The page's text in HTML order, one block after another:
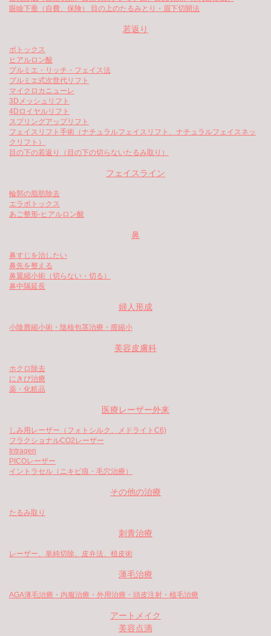
眼瞼下垂（自費、保険） 目の上のたるみとり・眉下切開法
若返り
ボトックス
ヒアルロン酸
プルミエ・リッチ・フェイス法
プルミエ式次世代リフト
マイクロカニューレ
3Dメッシュリフト
4Dロイヤルリフト
スプリングアップリフト
フェイスリフト手術（ナチュラルフェイスリフト、ナチュラルフェイスネッ
クリフト）
目の下の若返り（目の下の切らないたるみ取り）
フェイスライン
輪郭の脂肪除去
エラボトックス
あご整形-ヒアルロン酸
鼻
鼻すじを治したい
鼻先を整える
鼻翼縮小術（切らない・切る）
鼻中隔延長
婦人形成
小陰唇縮小術・陰核包茎治療・膣縮小
美容皮膚科
ホクロ除去
にきび治療
薬・化粧品
医療レーザー外来
しみ用レーザー（フォトシルク、メドライトC6)
フラクショナルCO2レーザー
Intragen
PICOレーザー
イントラセル（ニキビ痕・毛穴治療）
その他の治療
たるみ取り
刺青治療
レーザー、単純切除、皮弁法、植皮術
薄毛治療
AGA薄毛治療・内服治療・外用治療・頭皮注射・植毛治療
アートメイク
美容点滴